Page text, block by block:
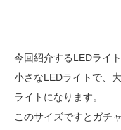
今回紹介するLEDライ
小さなLEDライトで、
ライトになります。
このサイズですとガチ